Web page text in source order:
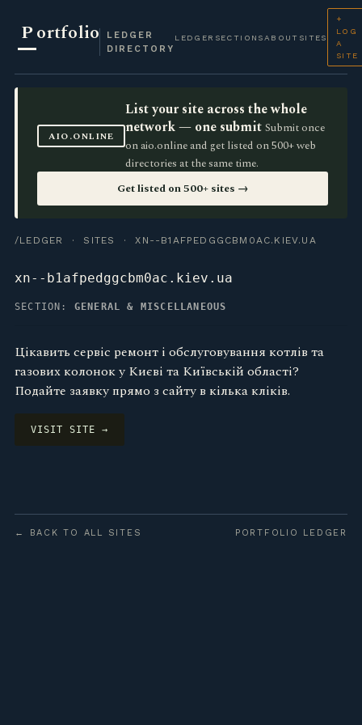
Portfolio
LEDGER
DIRECTORY
LEDGER SECTIONS ABOUT SITES
+
LOG
A
SITE
AIO.ONLINE
List your site across the whole
network — one submit Submit once
on aio.online and get listed on 500+ web
directories at the same time.
Get listed on 500+ sites →
/LEDGER · SITES · XN--B1AFPEDGGCBM0AC.KIEV.UA
xn--b1afpedggcbm0ac.kiev.ua
SECTION: GENERAL & MISCELLANEOUS
Цікавить сервіс ремонт і обслуговування котлів та
газових колонок у Києві та Київській області?
Подайте заявку прямо з сайту в кілька кліків.
VISIT SITE →
← BACK TO ALL SITES PORTFOLIO LEDGER